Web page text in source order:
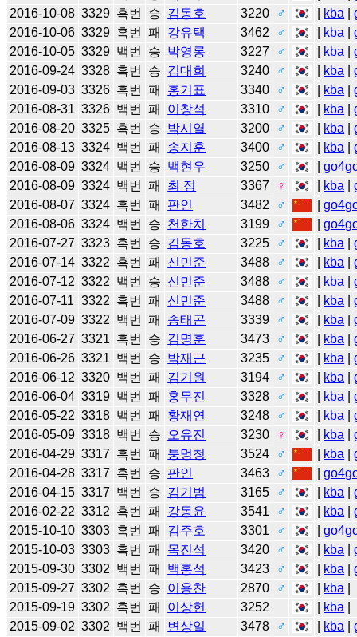
2016-10-08 3329 흑번 승 김동호 3220 ♂ kba |
2016-10-06 3329 흑번 패 강유택 3462 ♂ kba |
2016-10-05 3329 백번 승 박영롱 3227 ♂ kba |
2016-09-24 3328 흑번 승 김대희 3240 ♂ kba |
2016-09-03 3326 흑번 패 홍기표 3340 ♂ kba |
2016-08-31 3326 백번 패 이창석 3310 ♂ kba |
2016-08-20 3325 흑번 승 박시열 3200 ♂ kba |
2016-08-13 3324 백번 패 송지훈 3400 ♂ kba |
2016-08-09 3324 백번 승 백현우 3250 ♂ |
2016-08-09 3324 백번 패 최 정 3367 ♀ kba |
2016-08-07 3324 흑번 패 판인 3482 ♂ |
2016-08-06 3324 백번 승 천한치 3199 ♂ |
2016-07-27 3323 흑번 승 김동호 3225 ♂ kba |
2016-07-14 3322 흑번 패 신민준 3488 ♂ kba |
2016-07-12 3322 백번 승 신민준 3488 ♂ kba |
2016-07-11 3322 흑번 패 신민준 3488 ♂ kba |
2016-07-09 3322 백번 패 송태곤 3339 ♂ kba |
2016-06-27 3321 흑번 승 김명훈 3473 ♂ kba |
2016-06-26 3321 백번 승 박재근 3235 ♂ kba |
2016-06-12 3320 백번 패 김기원 3194 ♂ kba |
2016-06-04 3319 백번 패 홍무진 3328 ♂ kba |
2016-05-22 3318 백번 패 황재연 3248 ♂ kba |
2016-05-09 3318 백번 승 오유진 3230 ♀ kba |
2016-04-29 3317 흑번 패 퉁멍청 3524 ♂ kba |
2016-04-28 3317 흑번 승 판인 3463 ♂ |
2016-04-15 3317 백번 승 김기범 3165 ♂ kba |
2016-02-22 3312 흑번 패 강동윤 3541 ♂ kba |
2015-10-10 3303 흑번 패 김주호 3301 ♂ |
2015-10-03 3303 흑번 패 목진석 3420 ♂ kba |
2015-09-30 3302 백번 패 백홍석 3423 ♂ kba |
2015-09-27 3302 흑번 승 이용찬 2870 ♂ kba
2015-09-19 3302 흑번 패 이상헌 3252 kba
2015-09-02 3302 백번 패 변상일 3478 ♂ kba |